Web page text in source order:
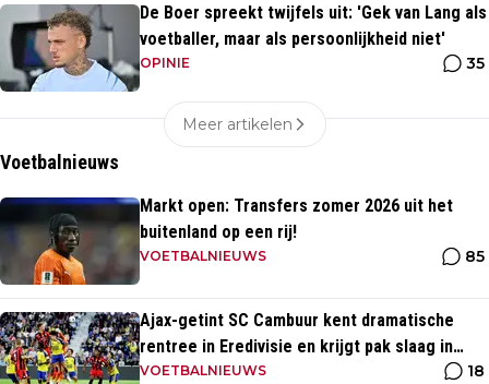
De Boer spreekt twijfels uit: 'Gek van Lang als
voetballer, maar als persoonlijkheid niet'
OPINIE 35
Meer artikelen
Voetbalnieuws
Markt open: Transfers zomer 2026 uit het
buitenland op een rij!
VOETBALNIEUWS 85
Ajax-getint SC Cambuur kent dramatische
rentree in Eredivisie en krijgt pak slaag in
eigen huis
VOETBALNIEUWS 18